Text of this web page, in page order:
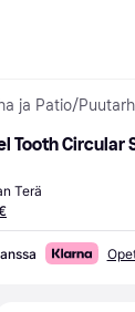
ja Patio/
Tooth Circular
Terä